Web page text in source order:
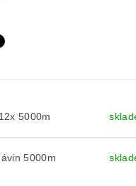
5000m
5000m